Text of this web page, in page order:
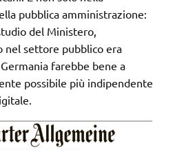
pubblica amministrazione:
del Ministero,
nel settore pubblico era
farebbe bene a
possibile più indipendente